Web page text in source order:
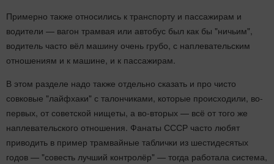
Примерно также относились к транспорту и пассажирам и
водители — вагон трамвая или автобус был как бы "ничьим",
водитель часто вёл машину очень грубо, с наплевательским
отношениям и к машине, и к пассажирам.
В этом разделе надо также отдельно сказать и про чисто
совковые "лайфхаки" с талончиками, которые происходили, во-
первых, от советской нищеты, а во-вторых — всё от того же
наплевательского отношения. Фанаты СССР часто любят
приводить в пример трамвайные таблички из шестидесятых
годов — "совесть лучший контролёр" — тогда работала система,